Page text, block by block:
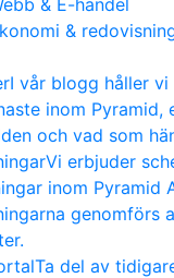
&
I vår blogg håller
inom Pyramid,
och vad som
Vi erbjuder
inom Pyramid
genomförs
Ta del av